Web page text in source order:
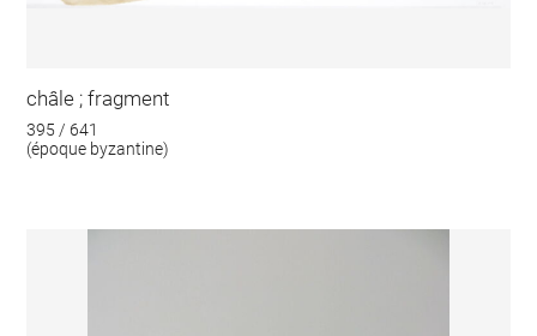
châle ; fragment
395 / 641
(époque byzantine)